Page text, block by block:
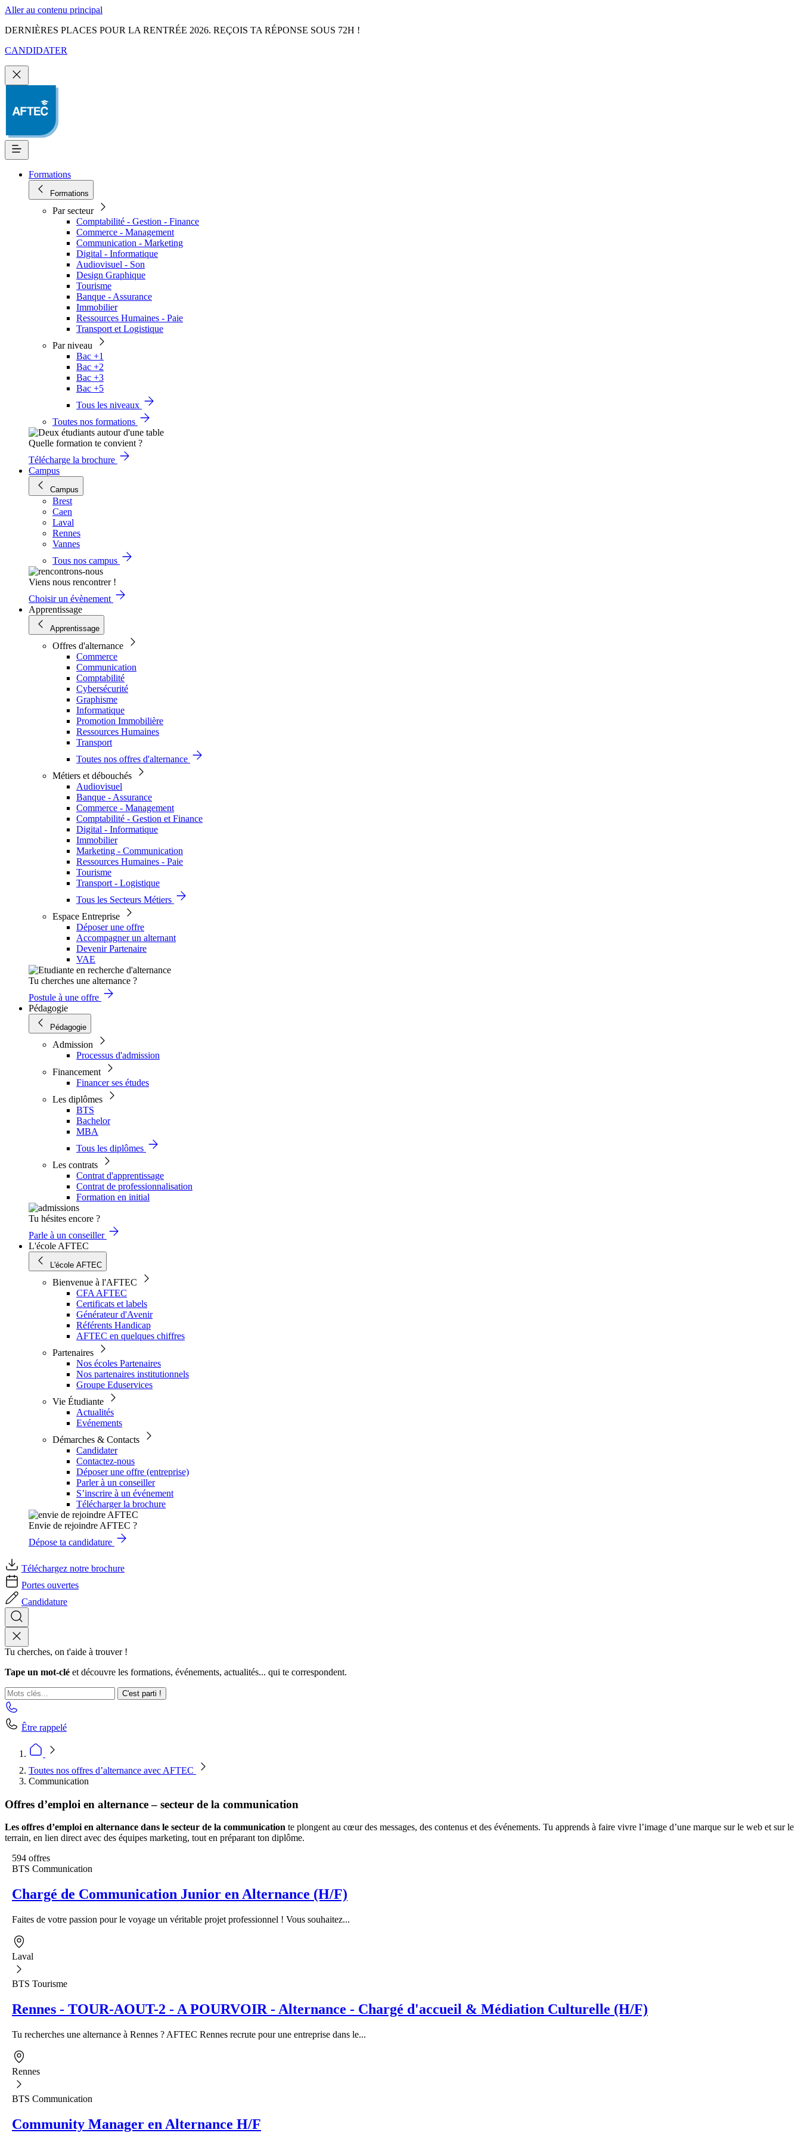
Aller au contenu principal
DERNIÈRES PLACES POUR LA RENTRÉE 2026. REÇOIS TA RÉPONSE SOUS 72H !
CANDIDATER
Formations
Formations
Par secteur
Comptabilité - Gestion - Finance
Commerce - Management
Communication - Marketing
Digital - Informatique
Audiovisuel - Son
Design Graphique
Tourisme
Banque - Assurance
Immobilier
Ressources Humaines - Paie
Transport et Logistique
Par niveau
Bac +1
Bac +2
Bac +3
Bac +5
Tous les niveaux
Toutes nos formations
Quelle formation te convient ?
Télécharge la brochure
Campus
Campus
Brest
Caen
Laval
Rennes
Vannes
Tous nos campus
Viens nous rencontrer !
Choisir un évènement
Apprentissage
Apprentissage
Offres d'alternance
Commerce
Communication
Comptabilité
Cybersécurité
Graphisme
Informatique
Promotion Immobilière
Ressources Humaines
Transport
Toutes nos offres d'alternance
Métiers et débouchés
Audiovisuel
Banque - Assurance
Commerce - Management
Comptabilité - Gestion et Finance
Digital - Informatique
Immobilier
Marketing - Communication
Ressources Humaines - Paie
Tourisme
Transport - Logistique
Tous les Secteurs Métiers
Espace Entreprise
Déposer une offre
Accompagner un alternant
Devenir Partenaire
VAE
Tu cherches une alternance ?
Postule à une offre
Pédagogie
Pédagogie
Admission
Processus d'admission
Financement
Financer ses études
Les diplômes
BTS
Bachelor
MBA
Tous les diplômes
Les contrats
Contrat d'apprentissage
Contrat de professionnalisation
Formation en initial
Tu hésites encore ?
Parle à un conseiller
L'école AFTEC
L'école AFTEC
Bienvenue à l'AFTEC
CFA AFTEC
Certificats et labels
Générateur d'Avenir
Référents Handicap
AFTEC en quelques chiffres
Partenaires
Nos écoles Partenaires
Nos partenaires institutionnels
Groupe Eduservices
Vie Étudiante
Actualités
Evénements
Démarches & Contacts
Candidater
Contactez-nous
Déposer une offre (entreprise)
Parler à un conseiller
S’inscrire à un événement
Télécharger la brochure
Envie de rejoindre AFTEC ?
Dépose ta candidature
Téléchargez notre brochure
Portes ouvertes
Candidature
Tu cherches, on t'aide à trouver !
Tape un mot-clé et découvre les formations, événements, actualités... qui te correspondent.
C'est parti !
Être rappelé
Toutes nos offres d’alternance avec AFTEC
Communication
Offres d’emploi en alternance – secteur de la communication
Les offres d’emploi en alternance dans le secteur de la communication te plongent au cœur des messages, des contenus et des événements. Tu apprends à faire vivre l’image d’une marque sur le web et sur le
terrain, en lien direct avec des équipes marketing, tout en préparant ton diplôme.
594 offres
BTS Communication
Chargé de Communication Junior en Alternance (H/F)
Faites de votre passion pour le voyage un véritable projet professionnel ! Vous souhaitez...
Laval
BTS Tourisme
Rennes - TOUR-AOUT-2 - A POURVOIR - Alternance - Chargé d'accueil & Médiation Culturelle (H/F)
Tu recherches une alternance à Rennes ? AFTEC Rennes recrute pour une entreprise dans le...
Rennes
BTS Communication
Community Manager en Alternance H/F